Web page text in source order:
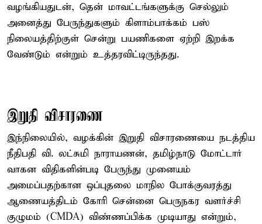
வழங்கியதுடன், தென் மாவட்டங்களுக்கு செல்லும்
அனைத்து பேருந்துகளும் கிளாம்பாக்கம் பஸ்
நிலையத்திற்குள் சென்று பயணிகளை ஏற்றி இறக்க
வேண்டும் என்றும் உத்தரவிட்டிருந்தது.
இறுதி விசாரணை
இந்நிலையில், வழக்கின் இறுதி விசாரணையை நடத்திய
நீதிபதி வி. லட்சுமி நாராயணன், தமிழ்நாடு மோட்டார்
வாகன விதிகளின்படி பேருந்து முனையம்
அமைப்பதற்கான ஒப்புதலை மாநில போக்குவரத்து
ஆணையத்திடம் கோரி சென்னை பெருநகர வளர்ச்சி
குழுமம் (CMDA) விண்ணப்பிக்க முடியாது என்றும்,